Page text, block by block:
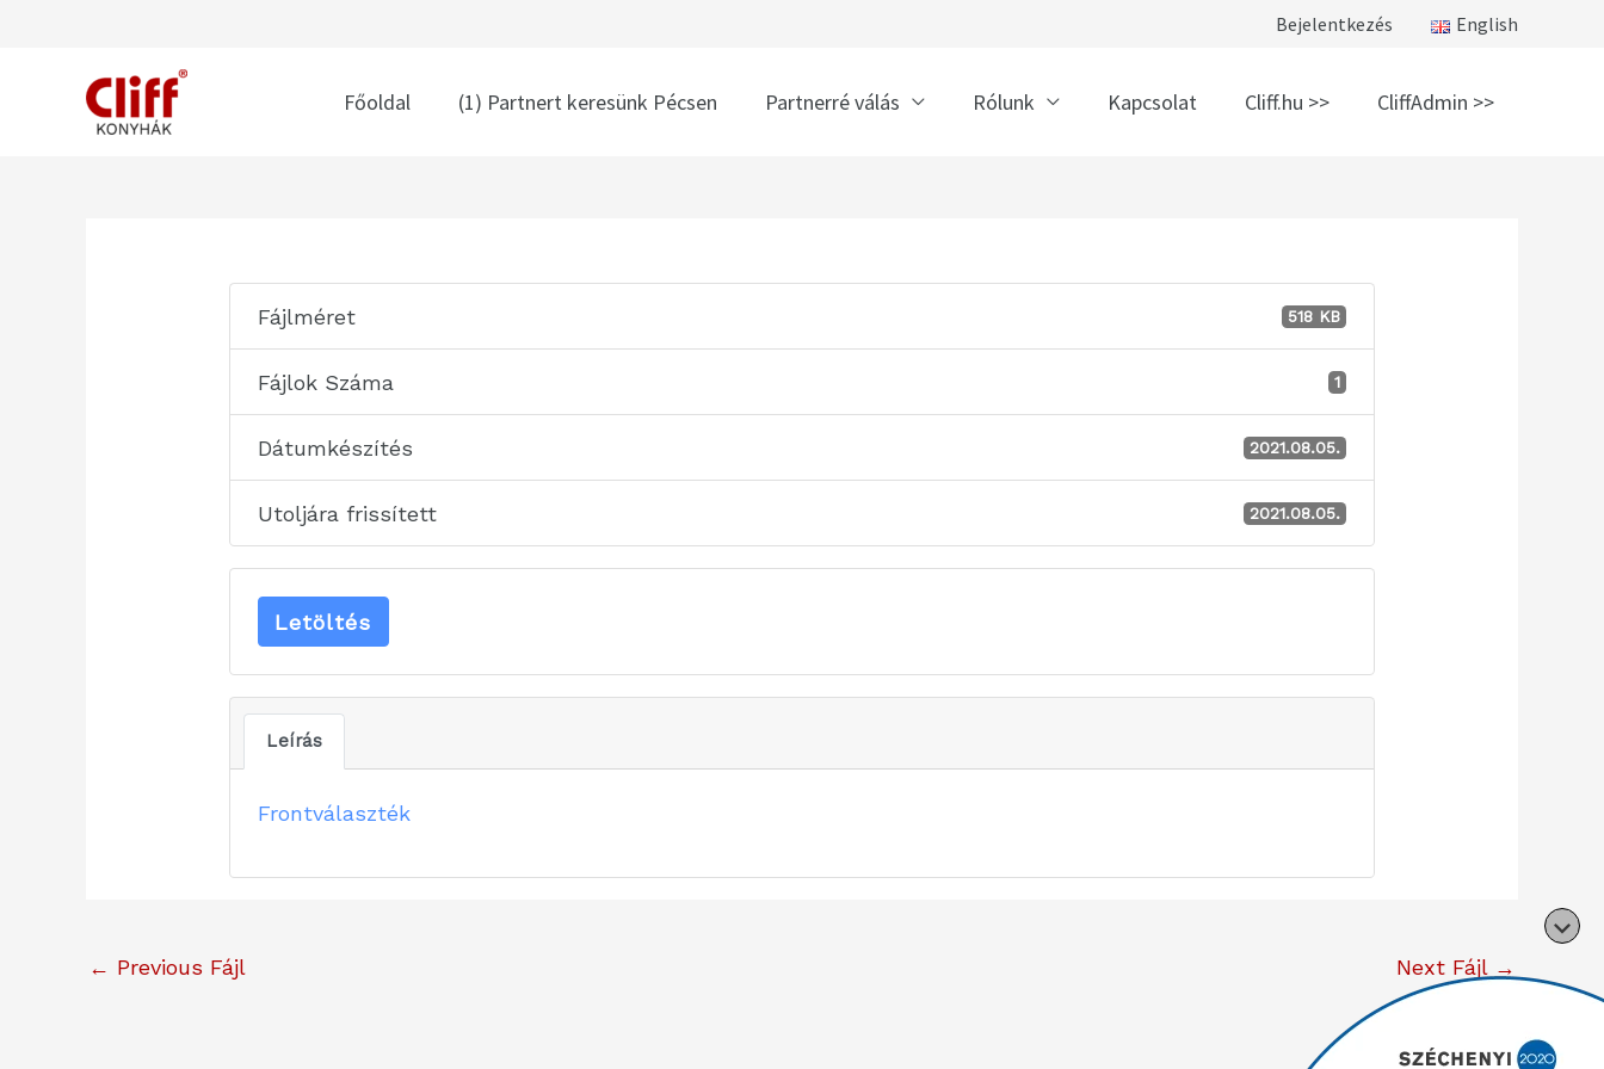
Bejelentkezés English
Főoldal (1) Partnert keresünk Pécsen Partnerré válás Rólunk Kapcsolat Cliff.hu >> CliffAdmin >>
Fájlméret 518 KB
Fájlok Száma 1
Dátumkészítés 2021.08.05.
Utoljára frissített 2021.08.05.
Letöltés
Leírás
Frontválaszték
← Previous Fájl Next Fájl →